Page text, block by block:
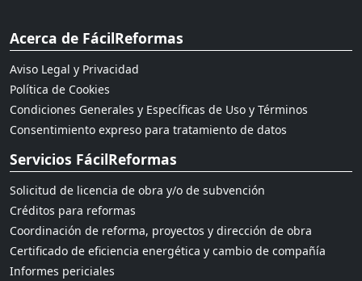
Acerca de FácilReformas
Aviso Legal y Privacidad
Política de Cookies
Condiciones Generales y Específicas de Uso y Términos
Consentimiento expreso para tratamiento de datos
Servicios FácilReformas
Solicitud de licencia de obra y/o de subvención
Créditos para reformas
Coordinación de reforma, proyectos y dirección de obra
Certificado de eficiencia energética y cambio de compañía
Informes periciales